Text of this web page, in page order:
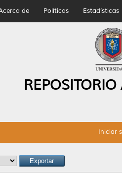
de Políticas Estadísticas
Iniciar